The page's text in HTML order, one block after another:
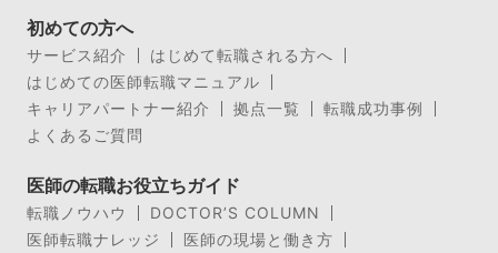
初めての方へ
サービス紹介
はじめて転職される方へ
はじめての医師転職マニュアル
キャリアパートナー紹介
拠点一覧
転職成功事例
よくあるご質問
医師の転職お役立ちガイド
転職ノウハウ
DOCTOR’S COLUMN
医師転職ナレッジ
医師の現場と働き方